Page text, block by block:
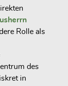
Rolle als
des
in